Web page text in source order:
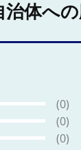
治体へ
(0)
(0)
(0)